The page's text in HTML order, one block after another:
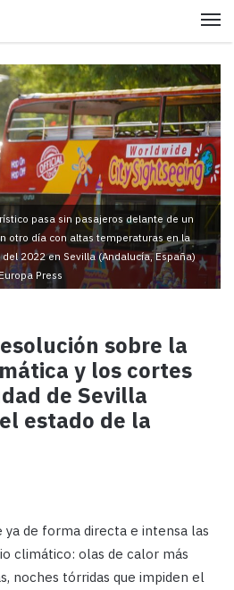
pasa sin pasajeros delante de un
otro día con altas temperaturas en la
2022 en Sevilla (Andalucía, España)
Press
sobre la
y los cortes
de Sevilla
estado de la
ya de forma directa e intensa las
climático: olas de calor más
noches tórridas que impiden el